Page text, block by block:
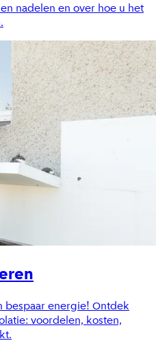
nadelen en over hoe u het
bespaar energie! Ontdek
voordelen, kosten,